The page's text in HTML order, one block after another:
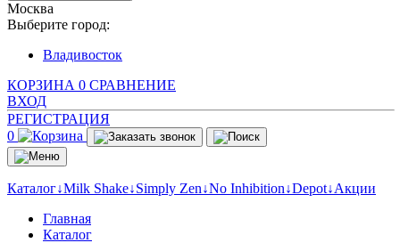
Москва
Выберите город:
Владивосток
КОРЗИНА 0 СРАВНЕНИЕ
ВХОД
РЕГИСТРАЦИЯ
0
Каталог↓Milk Shake↓Simply Zen↓No Inhibition↓Depot↓Акции
Главная
Каталог